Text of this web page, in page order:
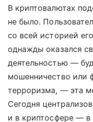
В криптовалютах
не было.
со всей историей
однажды оказался
деятельностью —
мошенничество или
терроризма, — эта
Сегодня
и в криптосфере — в